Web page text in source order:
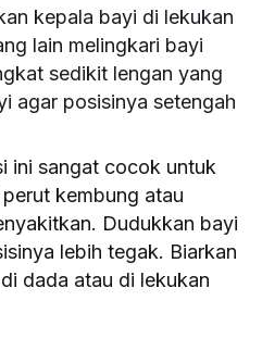
kepala bayi di lekukan
lain melingkari bayi
sedikit lengan yang
agar posisinya setengah
ini sangat cocok untuk
kembung atau
Dudukkan bayi
lebih tegak. Biarkan
dada atau di lekukan